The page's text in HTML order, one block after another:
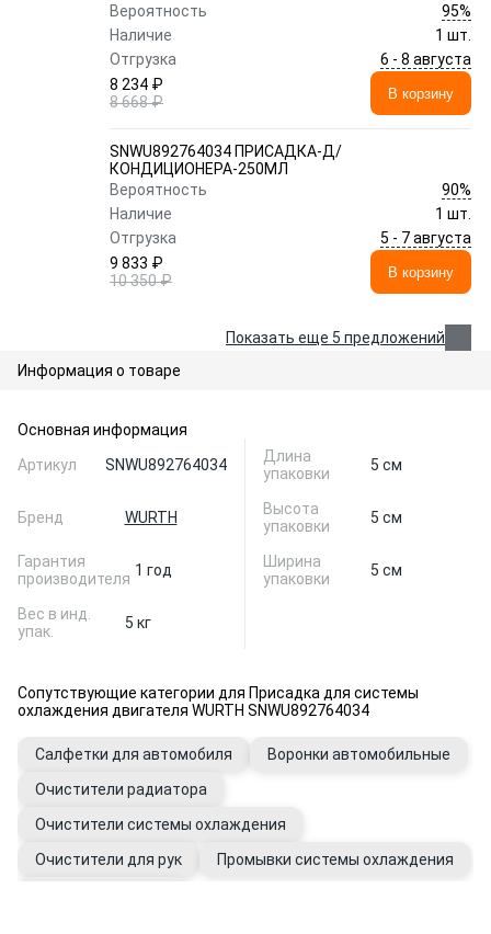
Вероятность
95%
Наличие
1 шт.
Отгрузка
6 - 8 августа
8 234 ₽
8 668 ₽
В корзину
SNWU892764034 ПРИСАДКА-Д/
КОНДИЦИОНЕРА-250МЛ
Вероятность
90%
Наличие
1 шт.
Отгрузка
5 - 7 августа
9 833 ₽
10 350 ₽
В корзину
Показать еще 5 предложений
Информация о товаре
Основная информация
Артикул
SNWU892764034
Бренд WURTH
Гарантия
производителя 1 год
Вес в инд.
упак.
5 кг
Длина
упаковки
5 см
Высота
упаковки
5 см
Ширина
упаковки
5 см
Сопутствующие категории для Присадка для системы
охлаждения двигателя WURTH SNWU892764034
Салфетки для автомобиля
Воронки автомобильные
Очистители радиатора
Очистители системы охлаждения
Очистители для рук
Промывки системы охлаждения